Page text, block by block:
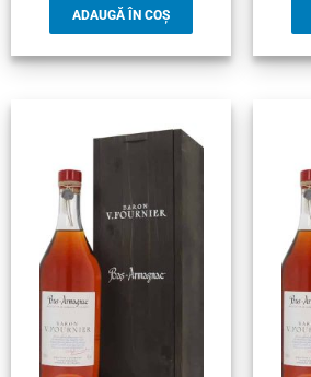
ADAUGĂ ÎN COȘ